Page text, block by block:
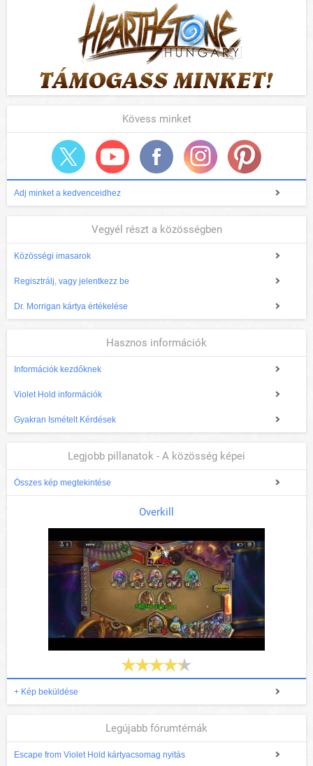
Kövess minket
Adj minket a kedvenceidhez
Vegyél részt a közösségben
Közösségi imasarok
Regisztrálj, vagy jelentkezz be
Dr. Morrigan kártya értékelése
Hasznos információk
Információk kezdőknek
Violet Hold információk
Gyakran Ismételt Kérdések
Legjobb pillanatok - A közösség képei
Összes kép megtekintése
Overkill
+ Kép beküldése
Legújabb fórumtémák
Escape from Violet Hold kártyacsomag nyitás